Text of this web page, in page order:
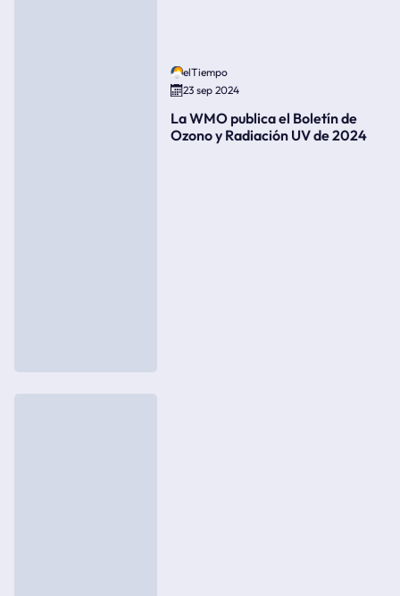
elTiempo
23 sep 2024
La WMO publica el Boletín de
Ozono y Radiación UV de 2024